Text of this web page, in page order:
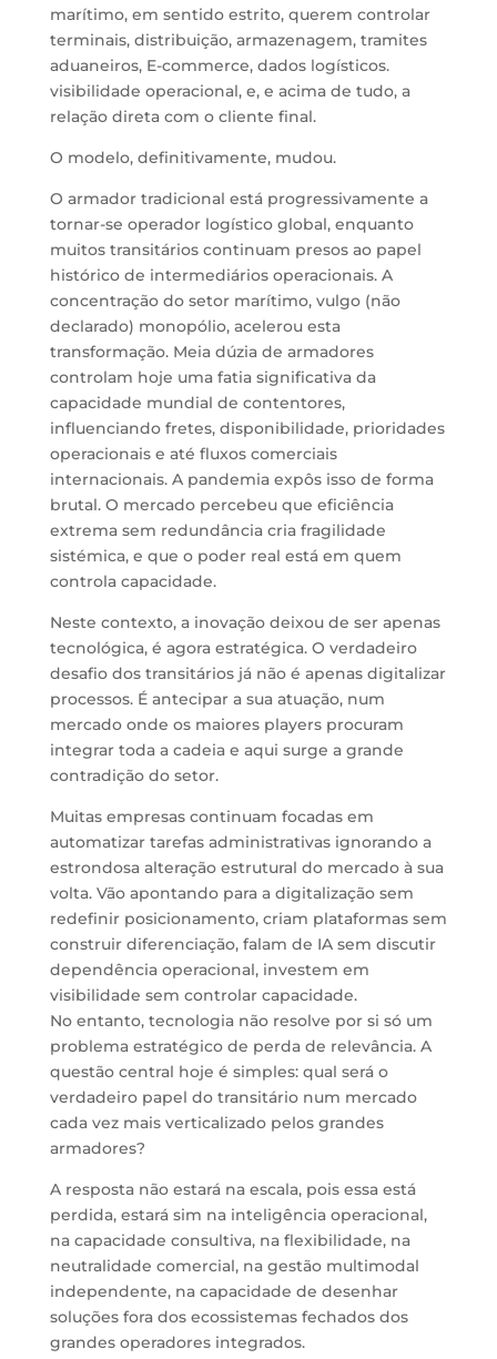
marítimo, em sentido estrito, querem controlar
terminais, distribuição, armazenagem, tramites
aduaneiros, E-commerce, dados logísticos.
visibilidade operacional, e, e acima de tudo, a
relação direta com o cliente final.
O modelo,definitivamente, mudou.
O armador tradicional está progressivamente a
tornar-se operador logístico global, enquanto
muitos transitários continuam presos ao papel
histórico de intermediários operacionais. A
concentração do setor marítimo, vulgo (não
declarado) monopólio,acelerou esta
transformação. Meia dúzia de armadores
controlam hoje uma fatia significativa da
capacidade mundial de contentores,
influenciando fretes, disponibilidade, prioridades
operacionais e até fluxos comerciais
internacionais. A pandemia expôs isso de forma
brutal. O mercado percebeu que eficiência
extrema sem redundância cria fragilidade
sistémica, e que o poder real está em quem
controla capacidade.
Neste contexto, a inovação deixou de ser apenas
tecnológica, é agora estratégica. O verdadeiro
desafio dos transitários já não é apenas digitalizar
processos. É antecipar a sua atuação, num
mercado onde os maiores players procuram
integrar toda a cadeiae aqui surge a grande
contradição do setor.
Muitas empresas continuam focadas em
automatizar tarefas administrativas ignorandoa
estrondosa alteração estrutural do mercado à sua
volta. Vão apontando para a digitalização sem
redefinir posicionamento, criam plataformas sem
construir diferenciação, falam de IA sem discutir
dependência operacional, investem em
visibilidade sem controlar capacidade.
No entanto, tecnologianãoresolve por si sóum
problema estratégico de perda de relevância. A
questão central hoje é simples: qual será o
verdadeiro papel do transitário num mercado
cada vez mais verticalizado pelos grandes
armadores?
A resposta não estará na escala, poisessa está
perdida, estará sim na inteligência operacional,
na capacidade consultiva, na flexibilidade, na
neutralidade comercial, na gestão multimodal
independente, na capacidade de desenhar
soluções fora dos ecossistemas fechados dos
grandes operadores integrados.